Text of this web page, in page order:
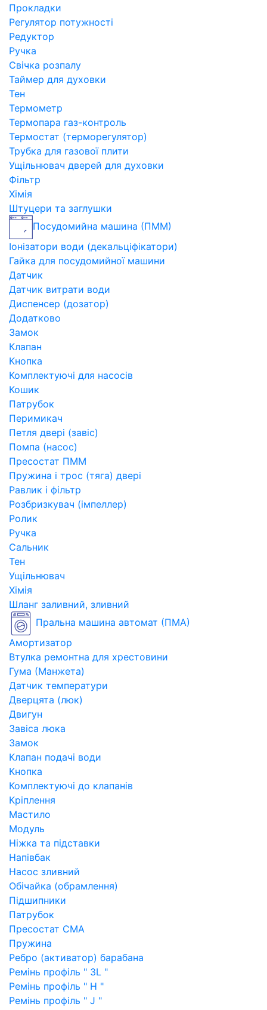
Прокладки
Регулятор потужності
Редуктор
Ручка
Свічка розпалу
Таймер для духовки
Тен
Термометр
Термопара газ-контроль
Термостат (терморегулятор)
Трубка для газової плити
Ущільнювач дверей для духовки
Фільтр
Хімія
Штуцери та заглушки
Посудомийна машина (ПММ)
Іонізатори води (декальціфікатори)
Гайка для посудомийної машини
Датчик
Датчик витрати води
Диспенсер (дозатор)
Додатково
Замок
Клапан
Кнопка
Комплектуючі для насосів
Кошик
Патрубок
Перимикач
Петля двері (завіс)
Помпа (насос)
Пресостат ПММ
Пружина і трос (тяга) двері
Равлик і фільтр
Розбризкувач (імпеллер)
Ролик
Ручка
Сальник
Тен
Ущільнювач
Хімія
Шланг заливний, зливний
Пральна машина автомат (ПМА)
Амортизатор
Втулка ремонтна для хрестовини
Гума (Манжета)
Датчик температури
Дверцята (люк)
Двигун
Завіса люка
Замок
Клапан подачі води
Кнопка
Комплектуючі до клапанів
Кріплення
Мастило
Модуль
Ніжка та підставки
Напівбак
Насос зливний
Обічайка (обрамлення)
Підшипники
Патрубок
Пресостат СМА
Пружина
Ребро (активатор) барабана
Ремінь профіль " 3L "
Ремінь профіль " H "
Ремінь профіль " J "